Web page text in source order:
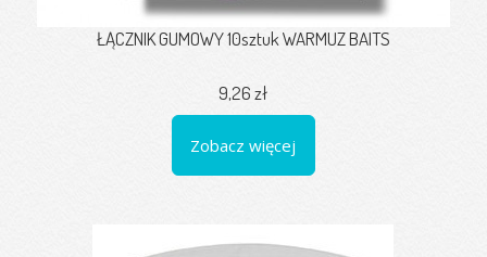
ŁĄCZNIK GUMOWY 10sztuk WARMUZ BAITS
9,26 zł
Zobacz więcej